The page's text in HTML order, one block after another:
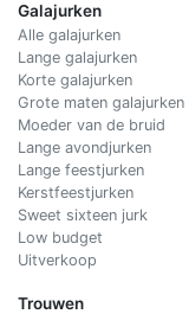
Galajurken
Alle galajurken
Lange galajurken
Korte galajurken
Grote maten galajurken
Moeder van de bruid
Lange avondjurken
Lange feestjurken
Kerstfeestjurken
Sweet sixteen jurk
Low budget
Uitverkoop
Trouwen